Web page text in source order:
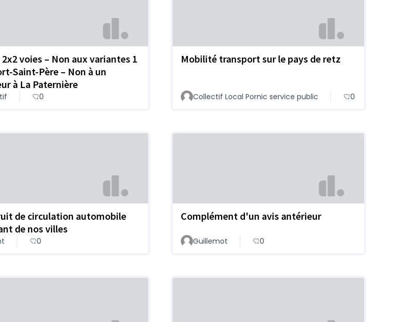
2x2 voies – Non aux variantes 1
Saint-Père – Non à un
à La Paternière
0
Mobilité transport sur le pays de retz
Collectif Local Pornic service public 0
de circulation automobile
de nos villes
0
Complément d'un avis antérieur
Guillemot 0